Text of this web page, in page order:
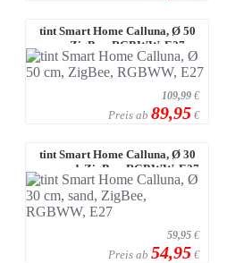
tint Smart Home Calluna, Ø 50
cm, ZigBee, RGBWW, E27
109,99 €
Preis ab 89,95 €
tint Smart Home Calluna, Ø 30
cm, sand, ZigBee, RGBWW, E27
59,95 €
Preis ab 54,95 €